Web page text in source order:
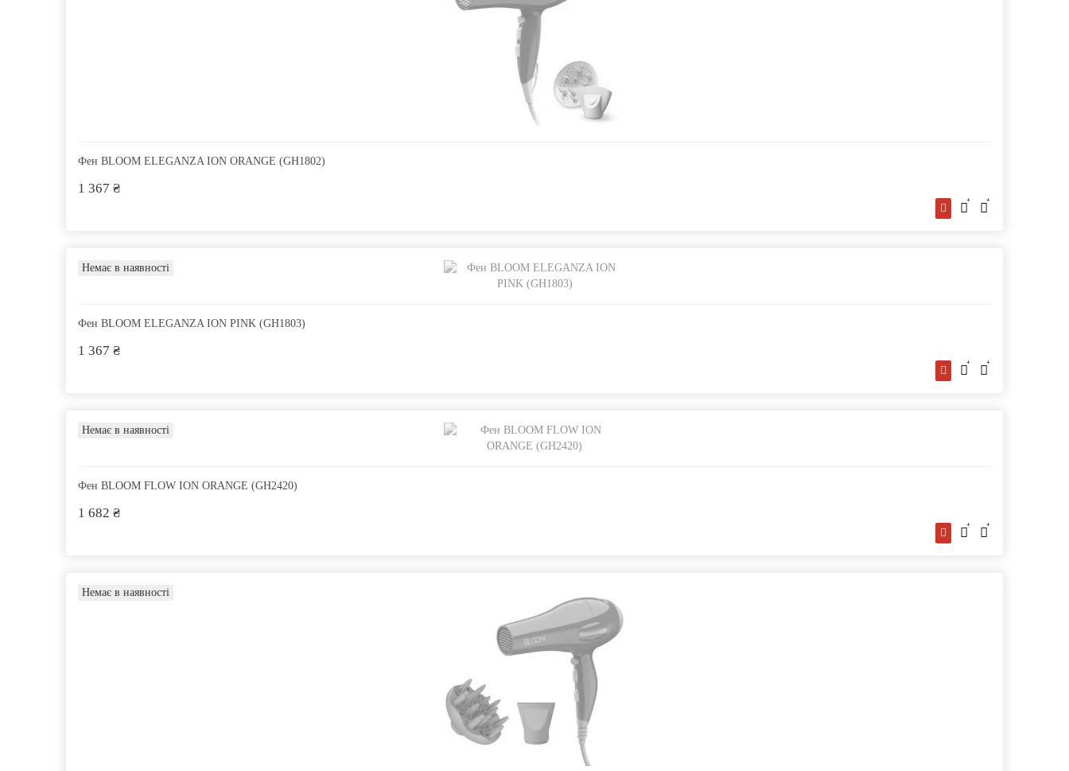
Фен BLOOM ELEGANZA ION ORANGE (GH1802)
1 367 ₴
Немає в наявності
Фен BLOOM ELEGANZA ION PINK (GH1803)
1 367 ₴
Немає в наявності
Фен BLOOM FLOW ION ORANGE (GH2420)
1 682 ₴
Немає в наявності